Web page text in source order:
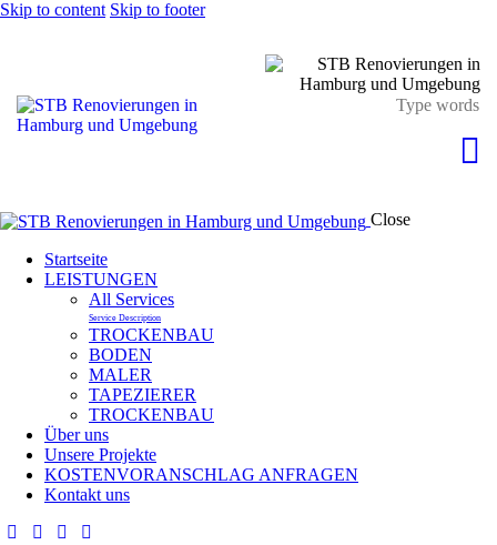
Skip to content Skip to footer
Close
Startseite
LEISTUNGEN
All Services
Service Description
TROCKENBAU
BODEN
MALER
TAPEZIERER
TROCKENBAU
Über uns
Unsere Projekte
KOSTENVORANSCHLAG ANFRAGEN
Kontakt uns